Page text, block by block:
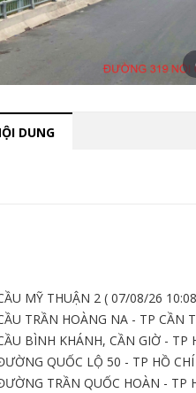
DUNG
MỸ THUẬN 2 ( 07/08/26
TRẦN HOÀNG NA - TP CẦN
BÌNH KHÁNH, CẦN GIỜ -
QUỐC LỘ 50 - TP HỒ
TRẦN QUỐC HOÀN - TP